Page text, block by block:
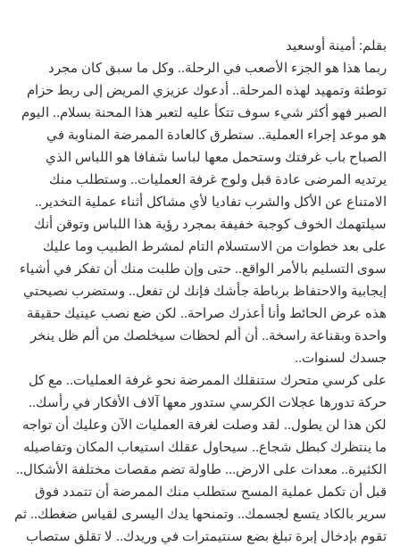
بقلم: أمينة أوسعيد
ربما هذا هو الجزء الأصعب في الرحلة.. وكل ما سبق كان مجرد
توطئة وتمهيد لهذه المرحلة.. أدعوك عزيزي المريض إلى ربط حزام
الصبر فهو أكثر شيء سوف تتكأ عليه لتعبر هذا المحنة بسلام.. اليوم
هو موعد إجراء العملية.. ستطرق كالعادة الممرضة المناوبة في
الصباح باب غرفتك وستحمل معها لباسا شفافا هو اللباس الذي
يرتديه المرضى عادة قبل ولوج غرفة العمليات.. وستطلب منك
الامتناع عن الأكل والشرب تفاديا لأي مشاكل أثناء عملية التخدير..
سيلتهمك الخوف كوجبة خفيفة بمجرد رؤية هذا اللباس وتوقن أنك
على بعد خطوات من الاستسلام التام لمشرط الطبيب وما عليك
سوى التسليم بالأمر الواقع.. حتى وإن طلبت منك أن تفكر في أشياء
إيجابية والاحتفاظ برباطة جأشك فإنك لن تفعل.. وستضرب نصيحتي
هذه عرض الحائط وأنا أعذرك صراحة.. لكن ضع نصب عينيك حقيقة
واحدة وبقناعة راسخة.. أن ألم لحظات سيخلصك من ألم ظل ينخر
جسدك لسنوات..
على كرسي متحرك ستنقلك الممرضة نحو غرفة العمليات.. مع كل
حركة تدورها عجلات الكرسي ستدور معها آلاف الأفكار في رأسك..
لكن هذا لن يطول.. لقد وصلت لغرفة العمليات الآن وعليك أن تواجه
ما ينتظرك كبطل شجاع.. سيحاول عقلك استيعاب المكان وتفاصيله
الكثيرة.. معدات على الارض… طاولة تضم مقصات مختلفة الأشكال..
قبل أن تكمل عملية المسح ستطلب منك الممرضة أن تتمدد فوق
سرير بالكاد يتسع لجسمك.. وتمنحها يدك اليسرى لقياس ضغطك.. ثم
تقوم بإدخال إبرة تبلغ بضع سنتيمترات في وريدك.. لا تقلق ستصاب